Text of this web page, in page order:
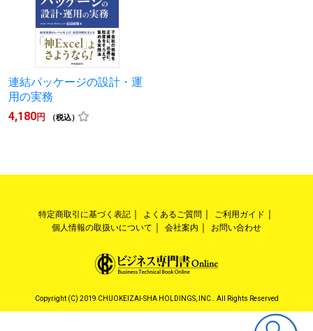
連結パッケージの設計・運
用の実務
4,180円 （税込）
特定商取引に基づく表記 よくあるご質問
ご利用ガイド
個人情報の取扱いについて
会社案内 お問い合わせ
Copyright (C) 2019 CHUOKEIZAI-SHA HOLDINGS, INC.. All Rights Reserved